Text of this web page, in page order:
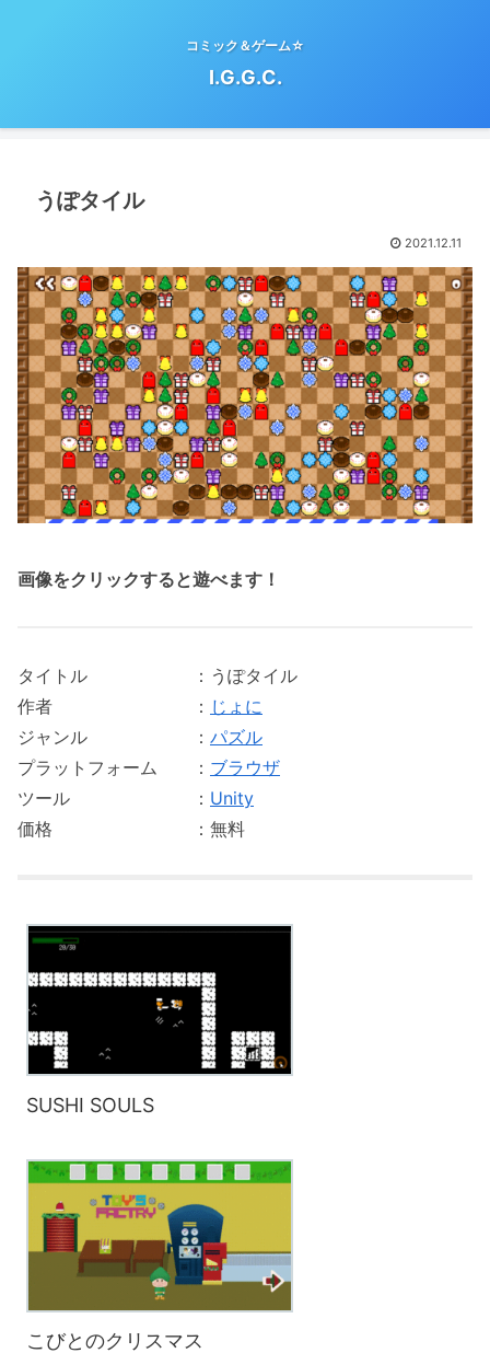
コミック＆ゲーム☆
I.G.G.C.
うぽタイル
2021.12.11
画像をクリックすると遊べます！
タイトル ：うぽタイル
作者 ： じょに
ジャンル ： パズル
プラットフォーム ： ブラウザ
ツール ： Unity
価格 ：無料
SUSHI SOULS
こびとのクリスマス